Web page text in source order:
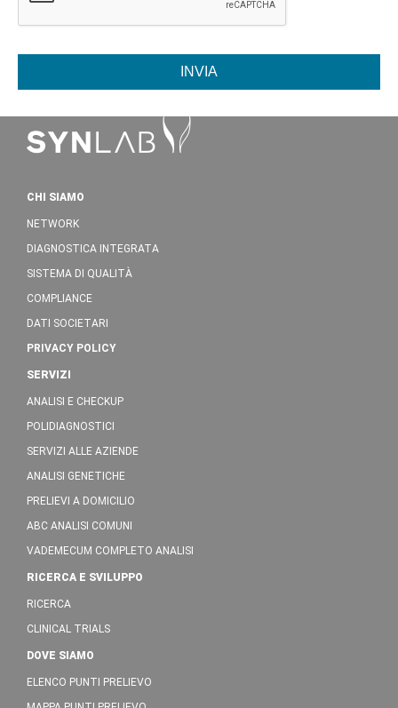
INVIA
CHI SIAMO
NETWORK
DIAGNOSTICA INTEGRATA
SISTEMA DI QUALITÀ
COMPLIANCE
DATI SOCIETARI
PRIVACY POLICY
SERVIZI
ANALISI E CHECKUP
POLIDIAGNOSTICI
SERVIZI ALLE AZIENDE
ANALISI GENETICHE
PRELIEVI A DOMICILIO
ABC ANALISI COMUNI
VADEMECUM COMPLETO ANALISI
RICERCA E SVILUPPO
RICERCA
CLINICAL TRIALS
DOVE SIAMO
ELENCO PUNTI PRELIEVO